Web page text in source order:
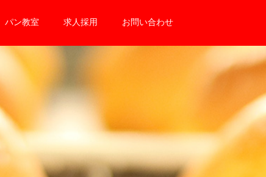
パン教室 求人採用 お問い合わせ